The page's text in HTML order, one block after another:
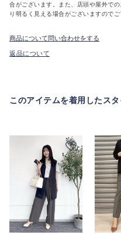
合がございます。また、店頭や屋外で
り明るく見える場合がございますのでご
商品について問い合わせをする
返品について
このアイテムを着用したス